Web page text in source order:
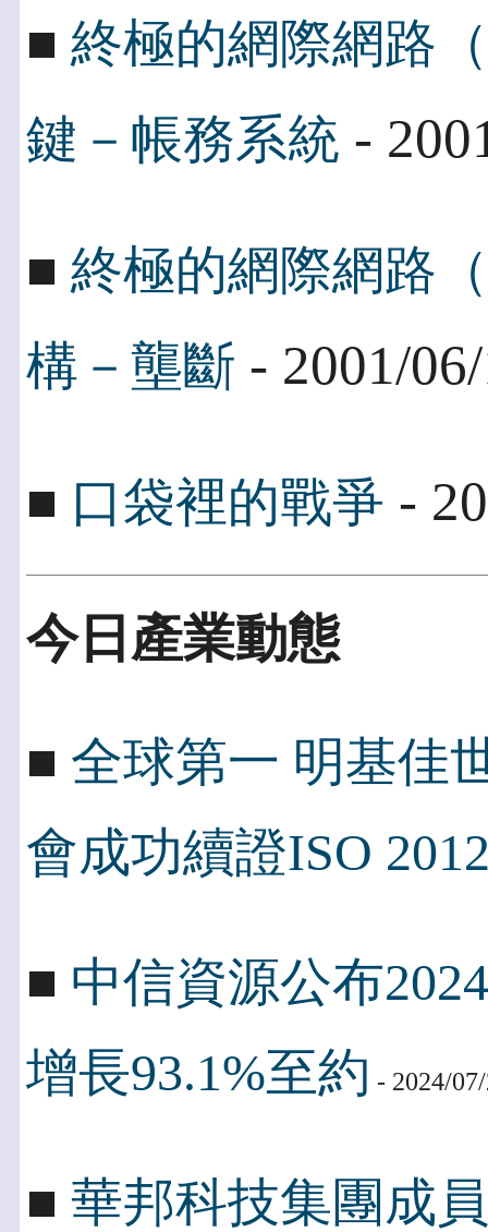
■ 終極的網際網路
鍵－帳務系統 -
■ 終極的網際網路
構－壟斷 - 2001/
■ 口袋裡的戰爭 -
今日產業動態
■ 全球第一 明基佳
會成功續證ISO
■ 中信資源公布
增長93.1%至約 - 2024/
■ 華邦科技集團成